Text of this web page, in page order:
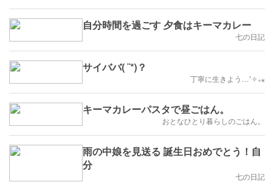
自分時間を過ごす 夕食はキーマカレー
七の日記
サイババ( ¨*)？
丁寧に生きよう…˚✧₊⁎
キーマカレーパスタで昼ごはん。
おとなひとり暮らしのごはん。
雨の中娘を見送る 誕生日おめでとう！自
分
七の日記